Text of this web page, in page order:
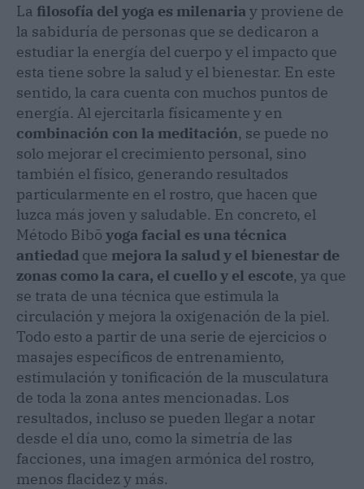
La filosofía del yoga es milenaria y proviene de
la sabiduría de personas que se dedicaron a
estudiar la energía del cuerpo y el impacto que
esta tiene sobre la salud y el bienestar. En este
sentido, la cara cuenta con muchos puntos de
energía. Al ejercitarla físicamente y en
combinación con la meditación, se puede no
solo mejorar el crecimiento personal, sino
también el físico, generando resultados
particularmente en el rostro, que hacen que
luzca más joven y saludable. En concreto, el
Método Bibō yoga facial es una técnica
antiedad que mejora la salud y el bienestar de
zonas como la cara, el cuello y el escote, ya que
se trata de una técnica que estimula la
circulación y mejora la oxigenación de la piel.
Todo esto a partir de una serie de ejercicios o
masajes específicos de entrenamiento,
estimulación y tonificación de la musculatura
de toda la zona antes mencionadas. Los
resultados, incluso se pueden llegar a notar
desde el día uno, como la simetría de las
facciones, una imagen armónica del rostro,
menos flacidez y más.